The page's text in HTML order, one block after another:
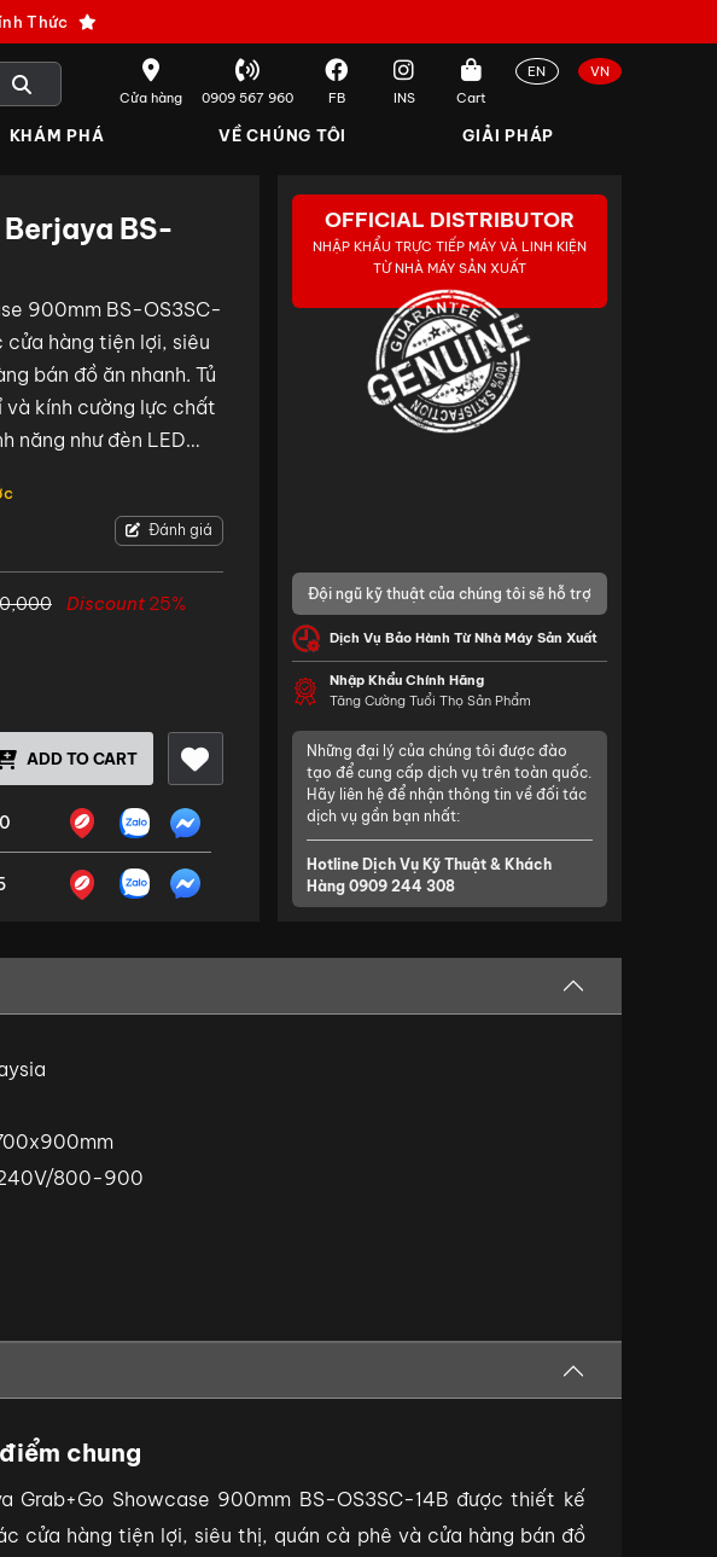
Thức
Cửa hàng 0909 567 960 FB INS Cart
EN VN
KHÁM PHÁ VỀ CHÚNG TÔI GIẢI PHÁP
BS-
900mm BS-OS3SC-
hàng tiện lợi, siêu
bán đồ ăn nhanh. Tủ
kính cường lực chất
năng như đèn LED
Đánh giá
Discount 25%
ADD TO CART
OFFICIAL DISTRIBUTOR
NHẬP KHẨU TRỰC TIẾP MÁY VÀ LINH KIỆN
TỪ NHÀ MÁY SẢN XUẤT
Đội ngũ kỹ thuật của chúng tôi sẽ hỗ trợ
Dịch Vụ Bảo Hành Từ Nhà Máy Sản Xuất
Nhập Khẩu Chính Hãng
Tăng Cường Tuổi Thọ Sản Phẩm
Những đại lý của chúng tôi được đào
tạo để cung cấp dịch vụ trên toàn quốc.
Hãy liên hệ để nhận thông tin về đối tác
dịch vụ gần bạn nhất:
Hotline Dịch Vụ Kỹ Thuật & Khách
Hàng 0909 244 308
800-900
chung
Grab+Go Showcase 900mm BS-OS3SC-14B được thiết kế
cửa hàng tiện lợi, siêu thị, quán cà phê và cửa hàng bán đồ